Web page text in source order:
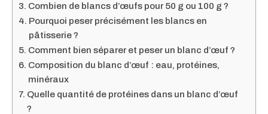
Combien de blancs d’œufs pour 50 g ou 100 g ?
Pourquoi peser précisément les blancs en
pâtisserie ?
Comment bien séparer et peser un blanc d’œuf ?
Composition du blanc d’œuf : eau, protéines,
minéraux
Quelle quantité de protéines dans un blanc d’œuf
?